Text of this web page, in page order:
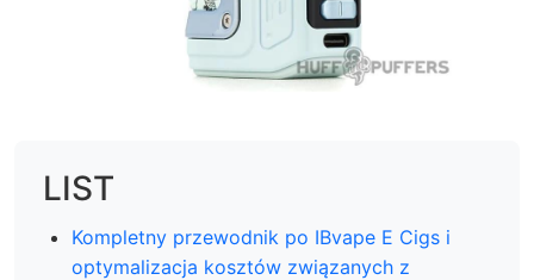
LIST
Kompletny przewodnik po IBvape E Cigs i
optymalizacja kosztów związanych z